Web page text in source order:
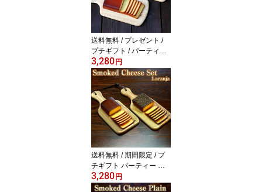
送料無料 / プレゼント /
プチギフト / パーティ
ー 【スモークチーズセ
ット】【売れ筋】 チーズ
の燻製 チーズ スモーク
燻製 ギフト
3,280円
送料無料 / 期間限定 / プ
チギフト パーティー プ
レゼント 【スモークチー
ズ Laranja セット】 チー
3,280円